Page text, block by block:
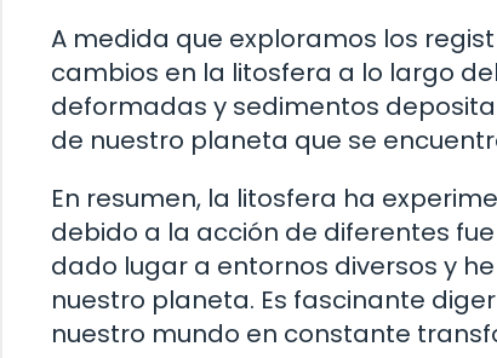
A medida que exploramos los
cambios en la litosfera a lo largo
deformadas y sedimentos
de nuestro planeta que se
En resumen, la litosfera ha
debido a la acción de diferentes
dado lugar a entornos diversos y
nuestro planeta. Es fascinante
nuestro mundo en constante